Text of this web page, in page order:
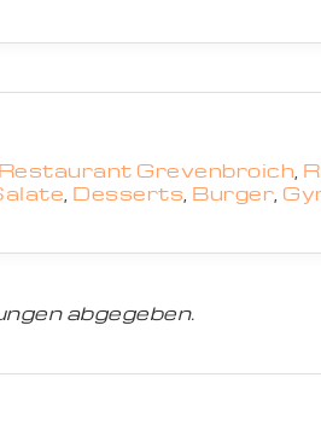
Grevenbroich,
, Desserts, Burger,
abgegeben.